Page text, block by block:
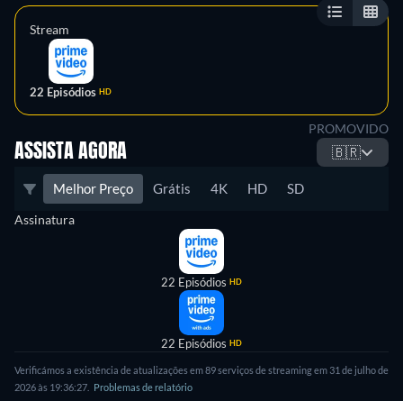
Stream
22 Episódios HD
PROMOVIDO
ASSISTA AGORA 🇧🇷
Melhor Preço Grátis 4K HD SD
Assinatura
22 Episódios HD
22 Episódios HD
Verificámos a existência de atualizações em 89 serviços de streaming em 31 de julho de
2026 às 19:36:27.
Problemas de relatório